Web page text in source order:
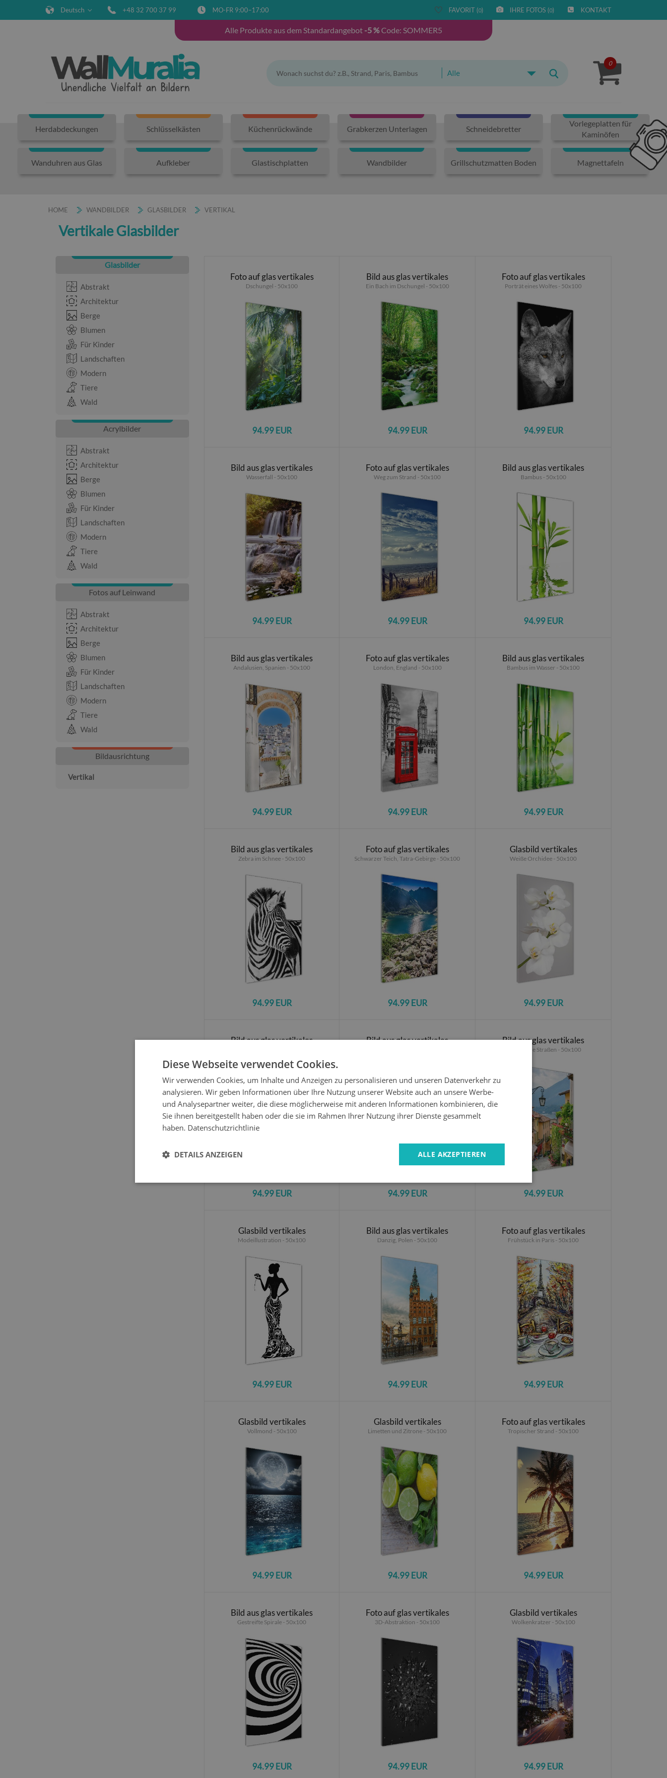
Deutsch +48 32 700 37 99 MO-FR 9:00–17:00 FAVORIT (0) IHRE FOTOS (0) KONTAKT
Alle Produkte aus dem Standardangebot -5 %Code: SOMMER5
Alle
0
Herdabdeckungen Schlüsselkästen Küchenrückwände Grabkerzen Unterlagen Schneidebretter
Vorlegeplatten für
Kaminöfen
Wanduhren aus Glas Aufkleber Glastischplatten Wandbilder Grillschutzmatten Boden Magnettafeln
HOME WANDBILDER GLASBILDER VERTIKAL
Vertikale Glasbilder
Glasbilder
Abstrakt
Architektur
Berge
Blumen
Für Kinder
Landschaften
Modern
Tiere
Wald
Acrylbilder
Abstrakt
Architektur
Berge
Blumen
Für Kinder
Landschaften
Modern
Tiere
Wald
Fotos auf Leinwand
Abstrakt
Architektur
Berge
Blumen
Für Kinder
Landschaften
Modern
Tiere
Wald
Bildausrichtung
Vertikal
Foto auf glas vertikales
Dschungel - 50x100
94.99 EUR
Bild aus glas vertikales
Ein Bach im Dschungel - 50x100
94.99 EUR
Foto auf glas vertikales
Porträt eines Wolfes - 50x100
94.99 EUR
Bild aus glas vertikales
Wasserfall - 50x100
94.99 EUR
Foto auf glas vertikales
Weg zum Strand - 50x100
94.99 EUR
Bild aus glas vertikales
Bambus - 50x100
94.99 EUR
Bild aus glas vertikales
Andalusien, Spanien - 50x100
94.99 EUR
Foto auf glas vertikales
London, England - 50x100
94.99 EUR
Bild aus glas vertikales
Bambus im Wasser - 50x100
94.99 EUR
Bild aus glas vertikales
Zebra im Schnee - 50x100
94.99 EUR
Foto auf glas vertikales
Schwarzer Teich, Tatra-Gebirge - 50x100
94.99 EUR
Glasbild vertikales
Weiße Orchidee - 50x100
94.99 EUR
Bild aus glas vertikales
94.99 EUR
Bild aus glas vertikales
94.99 EUR
Bild aus glas vertikales
Italienische Straßen - 50x100
94.99 EUR
Glasbild vertikales
Modeillustration - 50x100
94.99 EUR
Bild aus glas vertikales
Danzig, Polen - 50x100
94.99 EUR
Foto auf glas vertikales
Frühstück in Paris - 50x100
94.99 EUR
Glasbild vertikales
Vollmond - 50x100
94.99 EUR
Glasbild vertikales
Limetten und Zitrone - 50x100
94.99 EUR
Foto auf glas vertikales
Tropischer Strand - 50x100
94.99 EUR
Bild aus glas vertikales
Gestreifte Spirale - 50x100
94.99 EUR
Foto auf glas vertikales
3D-Abstraktion - 50x100
94.99 EUR
Glasbild vertikales
Wolkenkratzer - 50x100
94.99 EUR
Diese Webseite verwendet Cookies.
Wir verwenden Cookies, um Inhalte und Anzeigen zu personalisieren und unseren Datenverkehr zu
analysieren. Wir geben Informationen über Ihre Nutzung unserer Website auch an unsere Werbe-
und Analysepartner weiter, die diese möglicherweise mit anderen Informationen kombinieren, die
Sie ihnen bereitgestellt haben oder die sie im Rahmen Ihrer Nutzung ihrer Dienste gesammelt
haben. Datenschutzrichtlinie
ALLE AKZEPTIEREN
DETAILS ANZEIGEN